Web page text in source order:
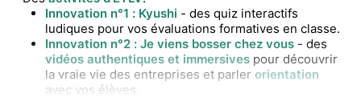
Innovation n°1 : Kyushi - des quiz interactifs
ludiques pour vos évaluations formatives en classe.
Innovation n°2 : Je viens bosser chez vous - des
vidéos authentiques et immersives pour découvrir
la vraie vie des entreprises et parler orientation
avec vos élèves.